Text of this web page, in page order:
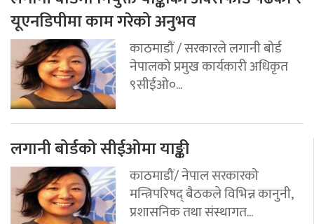
यूएनडिपीमा काम गरेको अनुभव
काठमाडौं / सरकारले लगानी बोर्ड
नेपालको प्रमुख कार्यकारी अधिकृत
९सीईओ०...
लगानी बोर्डको सीईओमा याङ्की
काठमाडौं/ नेपाल सरकारको
मन्त्रिपरिषद् बैठकले विभिन्न कानुनी,
प्रशासनिक तथा संस्थागत...